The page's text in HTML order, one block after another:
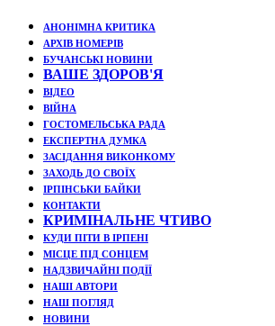
АНОНІМНА КРИТИКА
АРХІВ НОМЕРІВ
БУЧАНСЬКІ НОВИНИ
ВАШЕ ЗДОРОВ'Я
ВІДЕО
ВІЙНА
ГОСТОМЕЛЬСЬКА РАДА
ЕКСПЕРТНА ДУМКА
ЗАСІДАННЯ ВИКОНКОМУ
ЗАХОДЬ ДО СВОЇХ
ІРПІНСЬКИ БАЙКИ
КОНТАКТИ
КРИМІНАЛЬНЕ ЧТИВО
КУДИ ПІТИ В ІРПЕНІ
МІСЦЕ ПІД СОНЦЕМ
НАДЗВИЧАЙНІ ПОДЇЇ
НАШІ АВТОРИ
НАШ ПОГЛЯД
НОВИНИ